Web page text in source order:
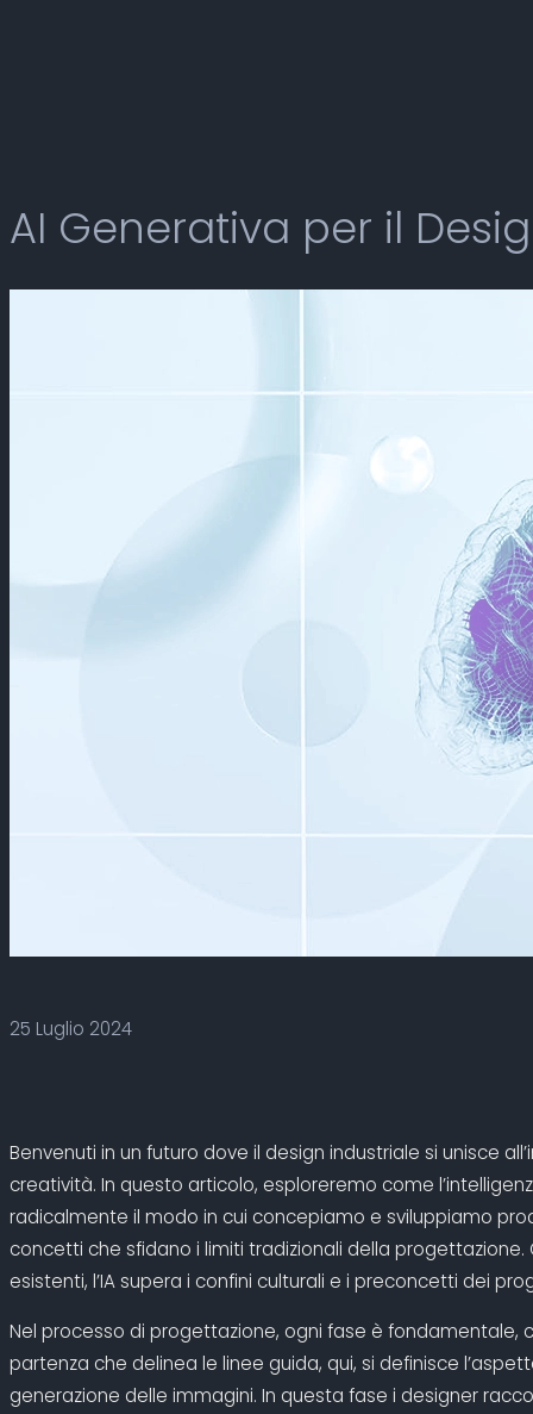
AI Generativa per il
25 Luglio 2024
Benvenuti in un futuro dove il design industriale si unisce
creatività. In questo articolo, esploreremo come
radicalmente il modo in cui concepiamo e sviluppiamo
concetti che sfidano i limiti tradizionali della
esistenti, l’IA supera i confini culturali e i preconcetti dei
Nel processo di progettazione, ogni fase è fondamentale,
partenza che delinea le linee guida, qui, si definisce
generazione delle immagini. In questa fase i designer